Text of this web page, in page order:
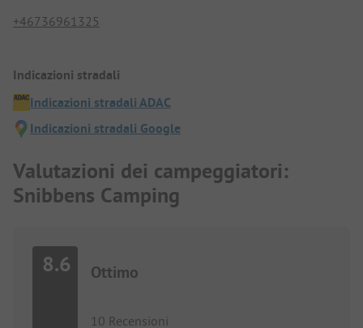
+46736961325
Indicazioni stradali
Indicazioni stradali ADAC
Indicazioni stradali Google
Valutazioni dei campeggiatori:
Snibbens Camping
8.6 Ottimo
10 Recensioni